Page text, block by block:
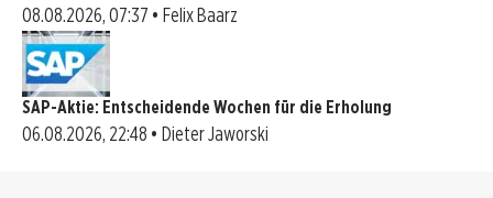
08.08.2026, 07:37 • Felix Baarz
SAP-Aktie: Entscheidende Wochen für die Erholung
06.08.2026, 22:48 • Dieter Jaworski